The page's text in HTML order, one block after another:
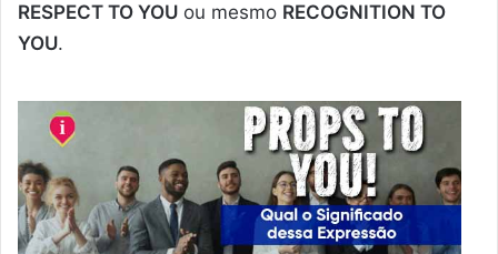
RESPECT TO YOU ou mesmo RECOGNITION TO
YOU.